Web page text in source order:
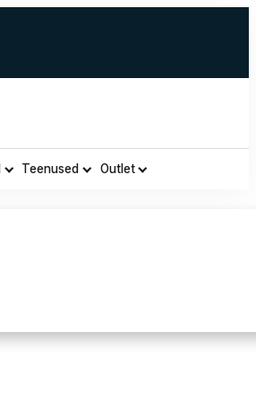
Teenused Outlet